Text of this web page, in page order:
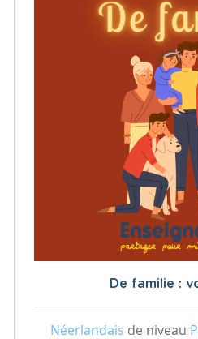
De familie :
Néerlandais de niveau